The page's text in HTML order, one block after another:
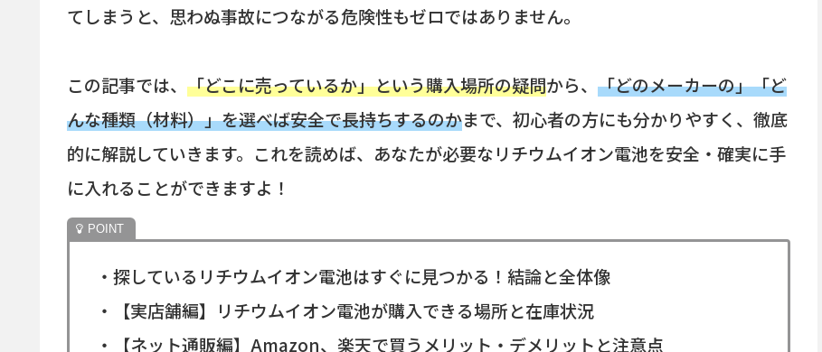
てしまうと、思わぬ事故につながる危険性もゼロではありません。
この記事では、 「どこに売っているか」という購入場所の疑問から、 「どのメーカーの」「ど
んな種類（材料）」を選べば安全で長持ちするのかまで、初心者の方にも分かりやすく、徹底
的に解説していきます。これを読めば、あなたが必要なリチウムイオン電池を安全・確実に手
に入れることができますよ！
・探しているリチウムイオン電池はすぐに見つかる！結論と全体像
・【実店舗編】リチウムイオン電池が購入できる場所と在庫状況
・【ネット通販編】Amazon、楽天で買うメリット・デメリットと注意点